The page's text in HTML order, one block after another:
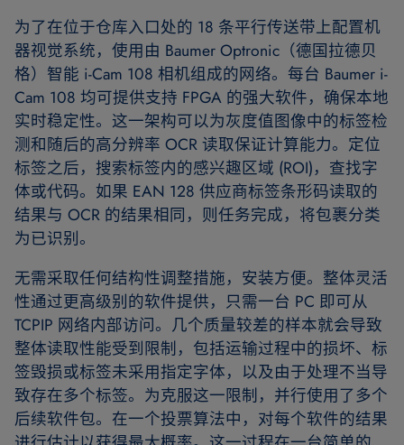
为了在位于仓库入口处的 18 条平行传送带上配置机
器视觉系统，使用由 Baumer Optronic（德国拉德贝
格）智能 i-Cam 108 相机组成的网络。每台 Baumer i-
Cam 108 均可提供支持 FPGA 的强大软件，确保本地
实时稳定性。这一架构可以为灰度值图像中的标签检
测和随后的高分辨率 OCR 读取保证计算能力。定位
标签之后，搜索标签内的感兴趣区域 (ROI)，查找字
体或代码。如果 EAN 128 供应商标签条形码读取的
结果与 OCR 的结果相同，则任务完成，将包裹分类
为已识别。
无需采取任何结构性调整措施，安装方便。整体灵活
性通过更高级别的软件提供，只需一台 PC 即可从
TCPIP 网络内部访问。几个质量较差的样本就会导致
整体读取性能受到限制，包括运输过程中的损坏、标
签毁损或标签未采用指定字体，以及由于处理不当导
致存在多个标签。为克服这一限制，并行使用了多个
后续软件包。在一个投票算法中，对每个软件的结果